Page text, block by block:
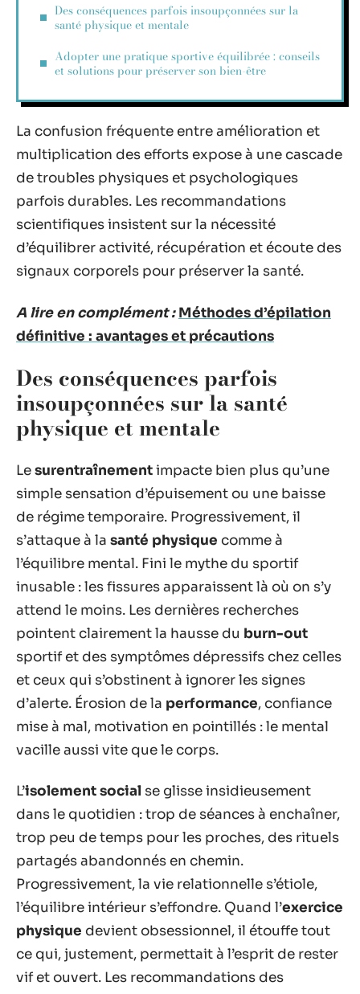
Des conséquences parfois insoupçonnées sur la
santé physique et mentale
Adopter une pratique sportive équilibrée : conseils
et solutions pour préserver son bien-être
La confusion fréquente entre amélioration et
multiplication des efforts expose à une cascade
de troubles physiques et psychologiques
parfois durables. Les recommandations
scientifiques insistent sur la nécessité
d’équilibrer activité, récupération et écoute des
signaux corporels pour préserver la santé.
A lire en complément : Méthodes d’épilation
définitive : avantages et précautions
Des conséquences parfois
insoupçonnées sur la santé
physique et mentale
Lesurentraînementimpacte bien plus qu’une
simple sensation d’épuisement ou une baisse
de régime temporaire. Progressivement, il
s’attaque à la santé physique comme à
l’équilibre mental. Fini le mythe du sportif
inusable : les fissures apparaissent là où on s’y
attend le moins. Les dernières recherches
pointent clairement la hausse du burn-out
sportif et des symptômes dépressifs chez celles
et ceux qui s’obstinent à ignorer les signes
d’alerte. Érosion de la performance, confiance
mise à mal, motivation en pointillés : le mental
vacille aussi vite que le corps.
L’isolement social se glisse insidieusement
dans le quotidien : trop de séances à enchaîner,
trop peu de temps pour les proches, des rituels
partagés abandonnés en chemin.
Progressivement, la vie relationnelle s’étiole,
l’équilibre intérieur s’effondre. Quand l’exercice
physique devient obsessionnel, il étouffe tout
ce qui, justement, permettait à l’esprit de rester
vif et ouvert. Les recommandations des